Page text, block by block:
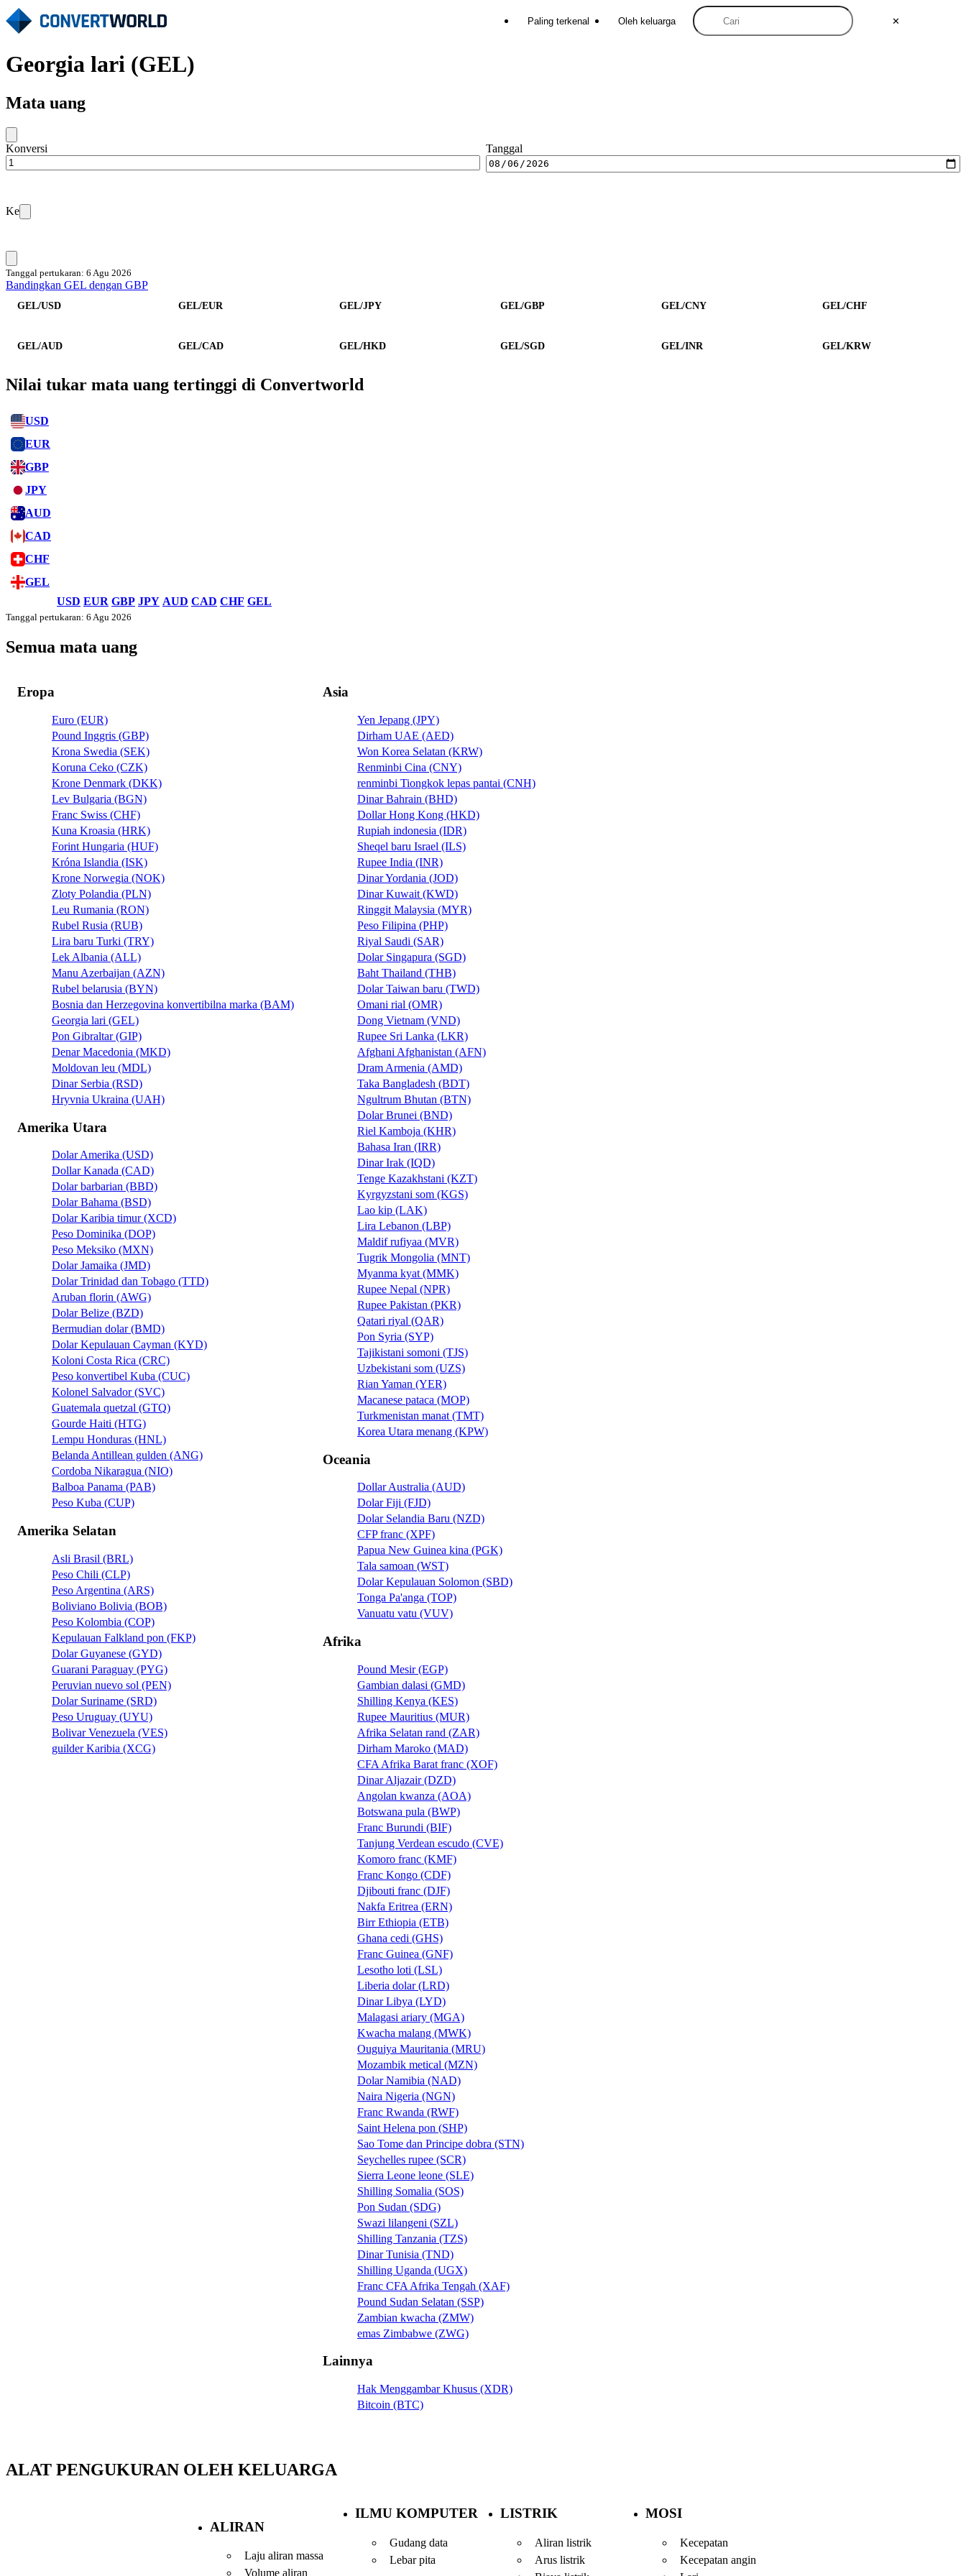
✕
Paling terkenal Oleh keluarga
Georgia lari (GEL)
Mata uang
Konversi Tanggal
Ke
Tanggal pertukaran: 6 Agu 2026
Bandingkan GEL dengan GBP
GEL/USD GEL/EUR GEL/JPY GEL/GBP GEL/CNY GEL/CHF
GEL/AUD GEL/CAD GEL/HKD GEL/SGD GEL/INR GEL/KRW
Nilai tukar mata uang tertinggi di Convertworld
USD
EUR
GBP
JPY
AUD
CAD
CHF
GEL
USD EUR GBP JPY AUD CAD CHF GEL
Tanggal pertukaran: 6 Agu 2026
Semua mata uang
Eropa
Euro (EUR)
Pound Inggris (GBP)
Krona Swedia (SEK)
Koruna Ceko (CZK)
Krone Denmark (DKK)
Lev Bulgaria (BGN)
Franc Swiss (CHF)
Kuna Kroasia (HRK)
Forint Hungaria (HUF)
Króna Islandia (ISK)
Krone Norwegia (NOK)
Zloty Polandia (PLN)
Leu Rumania (RON)
Rubel Rusia (RUB)
Lira baru Turki (TRY)
Lek Albania (ALL)
Manu Azerbaijan (AZN)
Rubel belarusia (BYN)
Bosnia dan Herzegovina konvertibilna marka (BAM)
Georgia lari (GEL)
Pon Gibraltar (GIP)
Denar Macedonia (MKD)
Moldovan leu (MDL)
Dinar Serbia (RSD)
Hryvnia Ukraina (UAH)
Amerika Utara
Dolar Amerika (USD)
Dollar Kanada (CAD)
Dolar barbarian (BBD)
Dolar Bahama (BSD)
Dolar Karibia timur (XCD)
Peso Dominika (DOP)
Peso Meksiko (MXN)
Dolar Jamaika (JMD)
Dolar Trinidad dan Tobago (TTD)
Aruban florin (AWG)
Dolar Belize (BZD)
Bermudian dolar (BMD)
Dolar Kepulauan Cayman (KYD)
Koloni Costa Rica (CRC)
Peso konvertibel Kuba (CUC)
Kolonel Salvador (SVC)
Guatemala quetzal (GTQ)
Gourde Haiti (HTG)
Lempu Honduras (HNL)
Belanda Antillean gulden (ANG)
Cordoba Nikaragua (NIO)
Balboa Panama (PAB)
Peso Kuba (CUP)
Amerika Selatan
Asli Brasil (BRL)
Peso Chili (CLP)
Peso Argentina (ARS)
Boliviano Bolivia (BOB)
Peso Kolombia (COP)
Kepulauan Falkland pon (FKP)
Dolar Guyanese (GYD)
Guarani Paraguay (PYG)
Peruvian nuevo sol (PEN)
Dolar Suriname (SRD)
Peso Uruguay (UYU)
Bolivar Venezuela (VES)
guilder Karibia (XCG)
Asia
Yen Jepang (JPY)
Dirham UAE (AED)
Won Korea Selatan (KRW)
Renminbi Cina (CNY)
renminbi Tiongkok lepas pantai (CNH)
Dinar Bahrain (BHD)
Dollar Hong Kong (HKD)
Rupiah indonesia (IDR)
Sheqel baru Israel (ILS)
Rupee India (INR)
Dinar Yordania (JOD)
Dinar Kuwait (KWD)
Ringgit Malaysia (MYR)
Peso Filipina (PHP)
Riyal Saudi (SAR)
Dolar Singapura (SGD)
Baht Thailand (THB)
Dolar Taiwan baru (TWD)
Omani rial (OMR)
Dong Vietnam (VND)
Rupee Sri Lanka (LKR)
Afghani Afghanistan (AFN)
Dram Armenia (AMD)
Taka Bangladesh (BDT)
Ngultrum Bhutan (BTN)
Dolar Brunei (BND)
Riel Kamboja (KHR)
Bahasa Iran (IRR)
Dinar Irak (IQD)
Tenge Kazakhstani (KZT)
Kyrgyzstani som (KGS)
Lao kip (LAK)
Lira Lebanon (LBP)
Maldif rufiyaa (MVR)
Tugrik Mongolia (MNT)
Myanma kyat (MMK)
Rupee Nepal (NPR)
Rupee Pakistan (PKR)
Qatari riyal (QAR)
Pon Syria (SYP)
Tajikistani somoni (TJS)
Uzbekistani som (UZS)
Rian Yaman (YER)
Macanese pataca (MOP)
Turkmenistan manat (TMT)
Korea Utara menang (KPW)
Oceania
Dollar Australia (AUD)
Dolar Fiji (FJD)
Dolar Selandia Baru (NZD)
CFP franc (XPF)
Papua New Guinea kina (PGK)
Tala samoan (WST)
Dolar Kepulauan Solomon (SBD)
Tonga Pa'anga (TOP)
Vanuatu vatu (VUV)
Afrika
Pound Mesir (EGP)
Gambian dalasi (GMD)
Shilling Kenya (KES)
Rupee Mauritius (MUR)
Afrika Selatan rand (ZAR)
Dirham Maroko (MAD)
CFA Afrika Barat franc (XOF)
Dinar Aljazair (DZD)
Angolan kwanza (AOA)
Botswana pula (BWP)
Franc Burundi (BIF)
Tanjung Verdean escudo (CVE)
Komoro franc (KMF)
Franc Kongo (CDF)
Djibouti franc (DJF)
Nakfa Eritrea (ERN)
Birr Ethiopia (ETB)
Ghana cedi (GHS)
Franc Guinea (GNF)
Lesotho loti (LSL)
Liberia dolar (LRD)
Dinar Libya (LYD)
Malagasi ariary (MGA)
Kwacha malang (MWK)
Ouguiya Mauritania (MRU)
Mozambik metical (MZN)
Dolar Namibia (NAD)
Naira Nigeria (NGN)
Franc Rwanda (RWF)
Saint Helena pon (SHP)
Sao Tome dan Principe dobra (STN)
Seychelles rupee (SCR)
Sierra Leone leone (SLE)
Shilling Somalia (SOS)
Pon Sudan (SDG)
Swazi lilangeni (SZL)
Shilling Tanzania (TZS)
Dinar Tunisia (TND)
Shilling Uganda (UGX)
Franc CFA Afrika Tengah (XAF)
Pound Sudan Selatan (SSP)
Zambian kwacha (ZMW)
emas Zimbabwe (ZWG)
Lainnya
Hak Menggambar Khusus (XDR)
Bitcoin (BTC)
ALAT PENGUKURAN OLEH KELUARGA
ALIRAN
Laju aliran massa
Volume aliran
ILMU KOMPUTER
Gudang data
Lebar pita
LISTRIK
Aliran listrik
Arus listrik
MOSI
Kecepatan
Kecepatan angin